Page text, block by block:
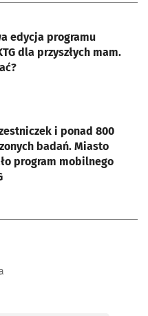
edycja programu
dla przyszłych mam.
i ponad 800
badań. Miasto
program mobilnego